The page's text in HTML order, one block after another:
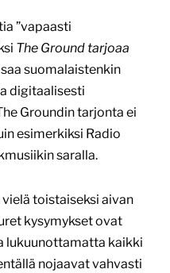
”vapaasti
The Ground tarjoaa
suomalaistenkin
digitaalisesti
Groundin tarjonta ei
esimerkiksi Radio
saralla.
toistaiseksi aivan
kysymykset ovat
lukuunottamatta kaikki
nojaavat vahvasti